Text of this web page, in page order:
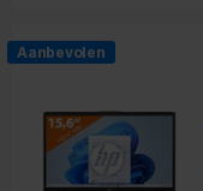
Aanbevolen